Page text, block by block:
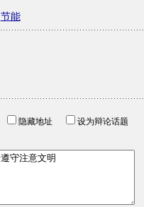
节能
隐藏地址
设为辩论话题